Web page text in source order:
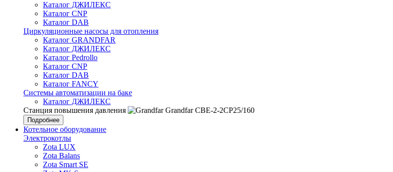
Каталог ДЖИЛЕКС
Каталог CNP
Каталог DAB
Циркуляционные насосы для отопления
Каталог GRANDFAR
Каталог ДЖИЛЕКС
Каталог Pedrollo
Каталог CNP
Каталог DAB
Каталог FANCY
Системы автоматизации на баке
Каталог ДЖИЛЕКС
Станция повышения давления
Grandfar CBE-2-2CP25/160
Подробнее
Котельное оборудование
Электрокотлы
Zota LUX
Zota Balans
Zota Smart SE